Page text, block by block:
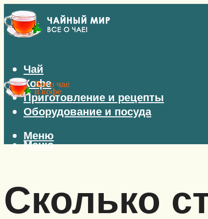
Чай
Кофе
Приготовление и рецепты
Оборудование и посуда
Меню
Меню
Сколько